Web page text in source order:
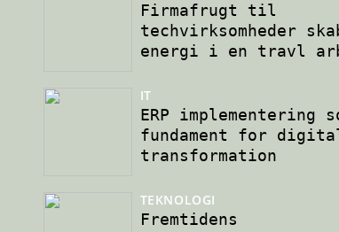
Firmafrugt til
techvirksomheder
energi i en travl
IT
ERP implementering
fundament for
transformation
TEKNOLOGI
Fremtidens